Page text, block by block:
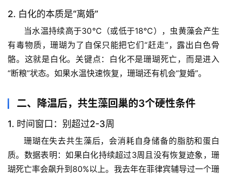
2. 白化的本质是“离婚”
当水温持续高于30℃（或低于18℃），虫黄藻会产生
有毒物质，珊瑚为了自保只能把它们“赶走”，露出白色骨
骼。这就是白化。 关键点 ：白化不是珊瑚死亡，而是进入
“断粮”状态。如果水温快速恢复，珊瑚还有机会“复婚”。
二、降温后，共生藻回巢的3个硬性条件
1. 时间窗口：别超过2-3周
珊瑚在失去共生藻后，会消耗自身储备的脂肪和蛋白
质。 数据表明 ：如果白化持续超过3周且没有恢复迹象，珊
瑚死亡率会飙升到80%以上。我去年在菲律宾辅导过一个珊